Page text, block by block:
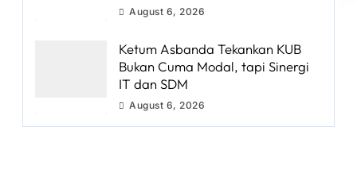
August 6, 2026
Ketum Asbanda Tekankan KUB
Bukan Cuma Modal, tapi Sinergi
IT dan SDM
August 6, 2026